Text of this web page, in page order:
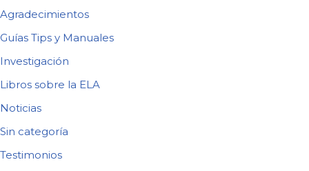
Agradecimientos
Guías Tips y Manuales
Investigación
Libros sobre la ELA
Noticias
Sin categoría
Testimonios